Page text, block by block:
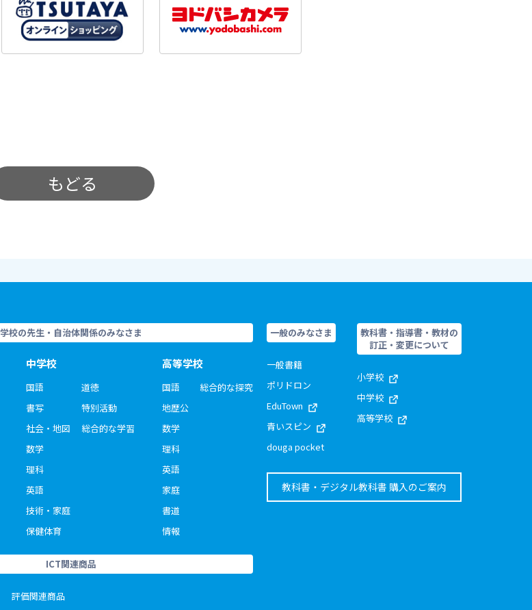
もどる
学校の先生・自治体関係のみなさま
中学校
国語
書写
社会・地図
数学
理科
英語
技術・家庭
保健体育
道徳
特別活動
総合的な学習
高等学校
国語
地歴公
数学
理科
英語
家庭
書道
情報
総合的な探究
ICT関連商品
評価関連商品
一般のみなさま
一般書籍
ポリドロン
EduTown
青いスピン
douga pocket
教科書・指導書・教材の
訂正・変更について
小学校
中学校
高等学校
教科書・デジタル教科書 購入のご案内